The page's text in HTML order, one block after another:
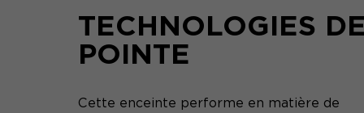
TECHNOLOGIES
POINTE
Cette enceinte performe en matière de